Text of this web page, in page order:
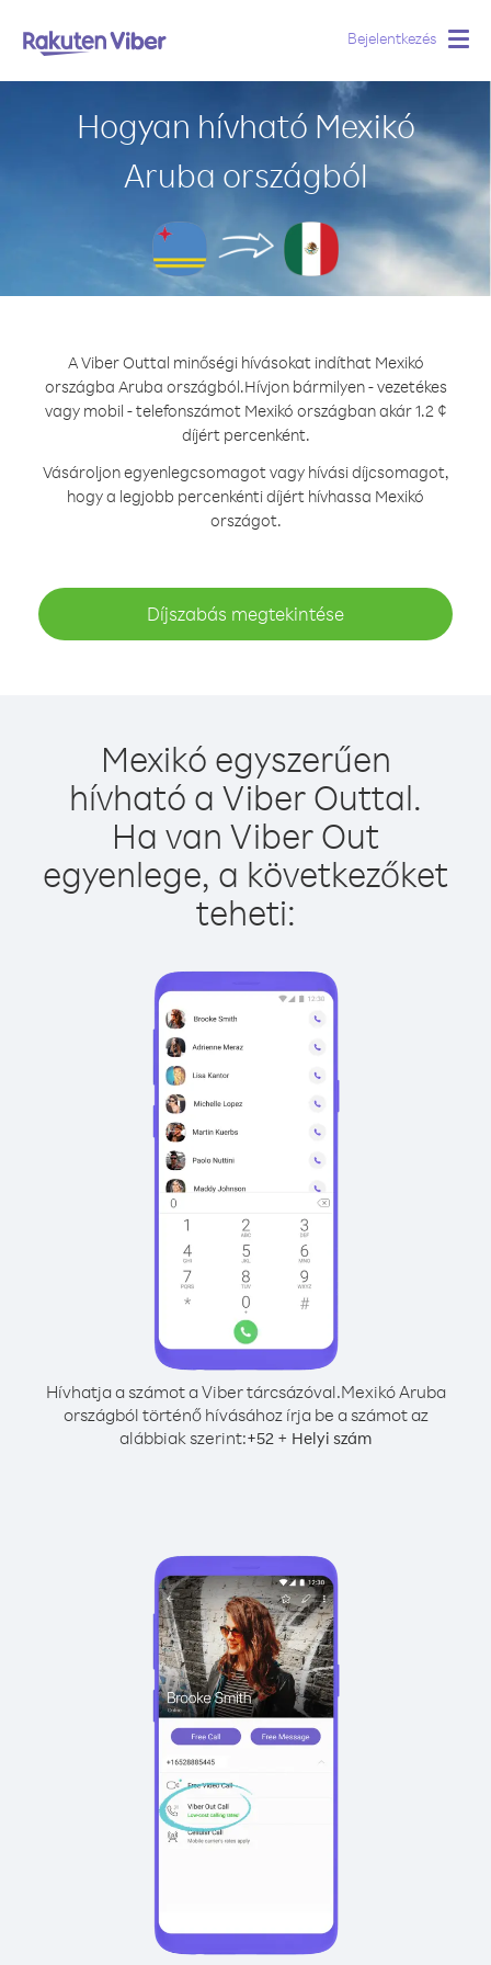
Bejelentkezés
Hogyan hívható Mexikó
Aruba országból
A Viber Outtal minőségi hívásokat indíthat Mexikó
országba Aruba országból.Hívjon bármilyen - vezetékes
vagy mobil - telefonszámot Mexikó országban akár 1.2 ¢
díjért percenként.
Vásároljon egyenlegcsomagot vagy hívási díjcsomagot,
hogy a legjobb percenkénti díjért hívhassa Mexikó
országot.
Díjszabás megtekintése
Mexikó egyszerűen
hívható a Viber Outtal.
Ha van Viber Out
egyenlege, a következőket
teheti:
Hívhatja a számot a Viber tárcsázóval.Mexikó Aruba
országból történő hívásához írja be a számot az
alábbiak szerint:+52 + Helyi szám